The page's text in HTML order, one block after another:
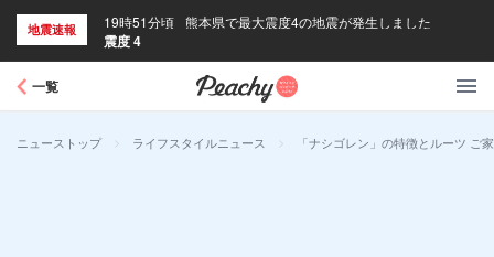
地震速報 19時51分頃 熊本県で最大震度4の地震が発生しました
震度 4
一覧
ニューストップ > ライフスタイルニュース > 「ナシゴレン」の特徴とルーツ ご